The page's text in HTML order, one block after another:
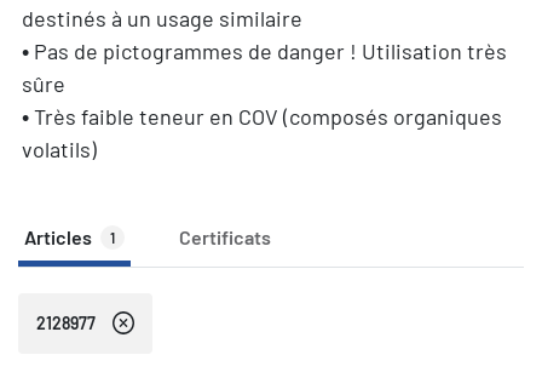
destinés à un usage similaire
• Pas de pictogrammes de danger ! Utilisation très
sûre
• Très faible teneur en COV (composés organiques
volatils)
Articles 1 Certificats
2128977